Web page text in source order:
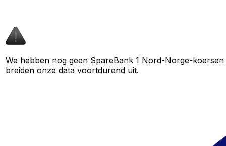
We hebben nog geen SpareBank 1 Nord-Norge-
breiden onze data voortdurend uit.